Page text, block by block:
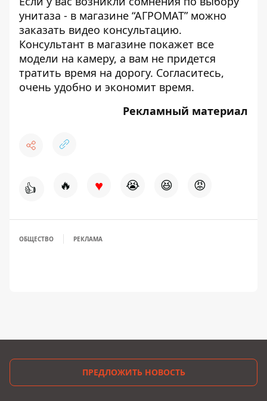
унитаза - в магазине “АГРОМАТ” можно
заказать видео консультацию.
Консультант в магазине покажет все
модели на камеру, а вам не придется
тратить время на дорогу. Согласитесь,
очень удобно и экономит время.
Рекламный материал
👍 🔥 ♥ 😭 😆 😡
ОБЩЕСТВО РЕКЛАМА
ПРЕДЛОЖИТЬ НОВОСТЬ